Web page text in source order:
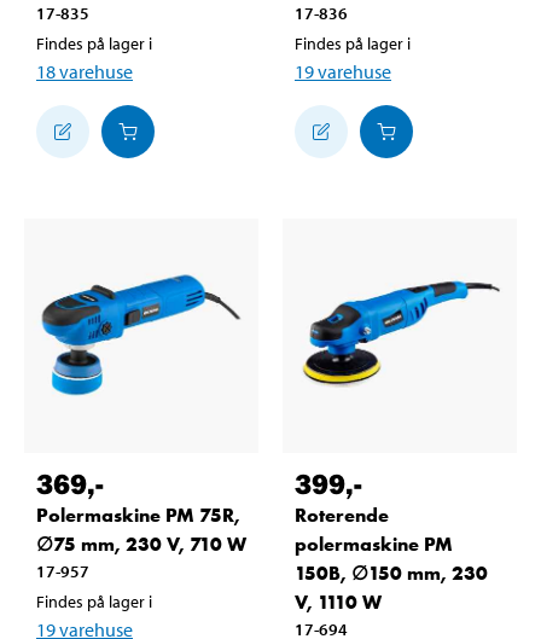
17-835
Findes på lager i
18varehuse
17-836
Findes på lager i
19varehuse
369,-
Polermaskine PM 75R,
∅75 mm, 230 V, 710 W
17-957
Findes på lager i
19varehuse
399,-
Roterende
polermaskine PM
150B, ∅150 mm, 230
V, 1110 W
17-694